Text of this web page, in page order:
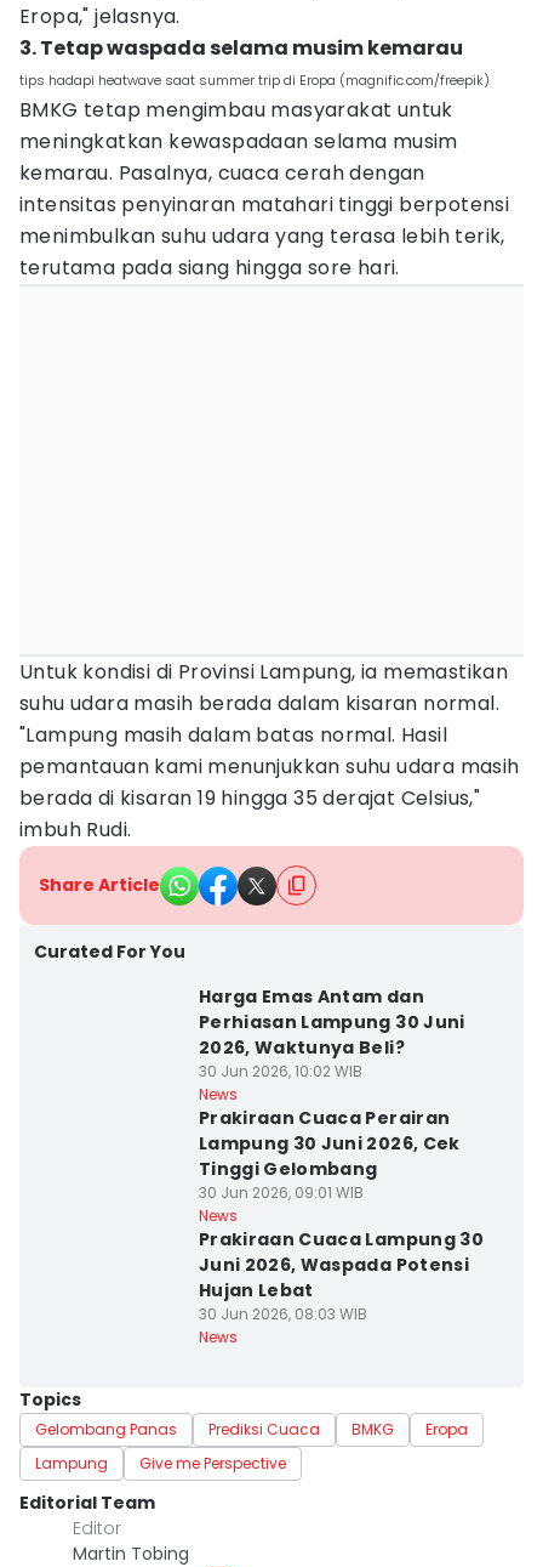
Eropa," jelasnya.
3. Tetap waspada selama musim kemarau
tips hadapi heatwave saat summer trip di Eropa (magnific.com/freepik)
BMKG tetap mengimbau masyarakat untuk
meningkatkan kewaspadaan selama musim
kemarau. Pasalnya, cuaca cerah dengan
intensitas penyinaran matahari tinggi berpotensi
menimbulkan suhu udara yang terasa lebih terik,
terutama pada siang hingga sore hari.
Untuk kondisi di Provinsi Lampung, ia memastikan
suhu udara masih berada dalam kisaran normal.
"Lampung masih dalam batas normal. Hasil
pemantauan kami menunjukkan suhu udara masih
berada di kisaran 19 hingga 35 derajat Celsius,"
imbuh Rudi.
Share Article
Curated For You
Harga Emas Antam dan
Perhiasan Lampung 30 Juni
2026, Waktunya Beli?
30 Jun 2026, 10:02 WIB
News
Prakiraan Cuaca Perairan
Lampung 30 Juni 2026, Cek
Tinggi Gelombang
30 Jun 2026, 09:01 WIB
News
Prakiraan Cuaca Lampung 30
Juni 2026, Waspada Potensi
Hujan Lebat
30 Jun 2026, 08:03 WIB
News
Topics
Gelombang Panas Prediksi Cuaca BMKG
Eropa
Lampung
Give me Perspective
Editorial Team
Editor
Martin Tobing